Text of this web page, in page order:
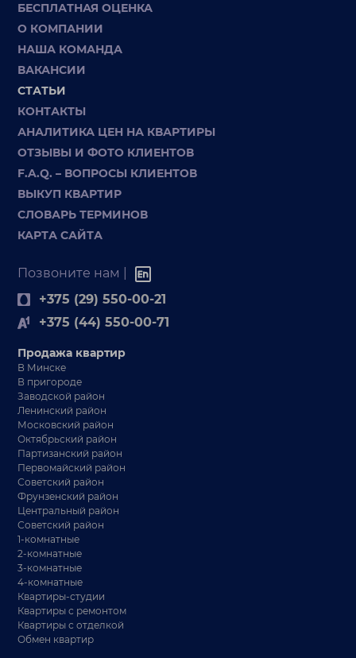
БЕСПЛАТНАЯ ОЦЕНКА
О КОМПАНИИ
НАША КОМАНДА
ВАКАНСИИ
СТАТЬИ
КОНТАКТЫ
АНАЛИТИКА ЦЕН НА КВАРТИРЫ
ОТЗЫВЫ И ФОТО КЛИЕНТОВ
F.A.Q. – ВОПРОСЫ КЛИЕНТОВ
ВЫКУП КВАРТИР
СЛОВАРЬ ТЕРМИНОВ
КАРТА САЙТА
Позвоните нам |
+375 (29) 550-00-21
+375 (44) 550-00-71
Продажа квартир
В Минске
В пригороде
Заводской район
Ленинский район
Московский район
Октябрьский район
Партизанский район
Первомайский район
Советский район
Фрунзенский район
Центральный район
Советский район
1-комнатные
2-комнатные
3-комнатные
4-комнатные
Квартиры-студии
Квартиры с ремонтом
Квартиры с отделкой
Обмен квартир